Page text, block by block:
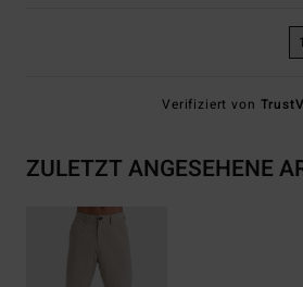
1
Verifiziert von
ZULETZT ANGESEHENE